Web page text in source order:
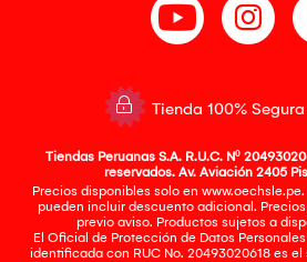
Tienda 100% Segura
Tiendas Peruanas S.A. R.U.C. Nº
reservados. Av. Aviación 2405
Precios disponibles solo en
pueden incluir descuento adicional.
previo aviso. Productos sujetos a
El Oficial de Protección de Datos
identificada con RUC No. 20493020618 es